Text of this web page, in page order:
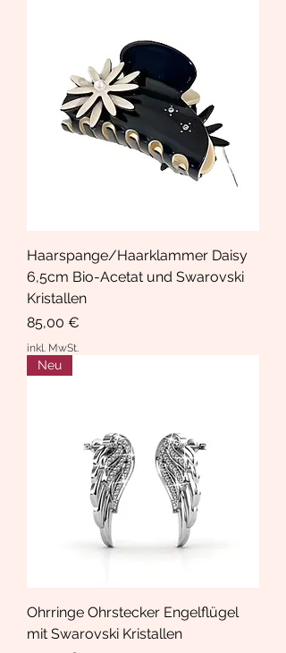
Haarspange/Haarklammer Daisy
6,5cm Bio-Acetat und Swarovski
Kristallen
Preis
85,00 €
inkl. MwSt.
Neu
Ohrringe Ohrstecker Engelflügel
mit Swarovski Kristallen